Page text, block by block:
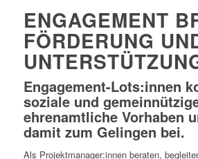
ENGAGEMENT
FÖRDERUNG
Engagement-Lots:innen
soziale und
ehrenamtliche Vorhaben
damit zum Gelingen bei.
Als Projektmanager:innen beraten,